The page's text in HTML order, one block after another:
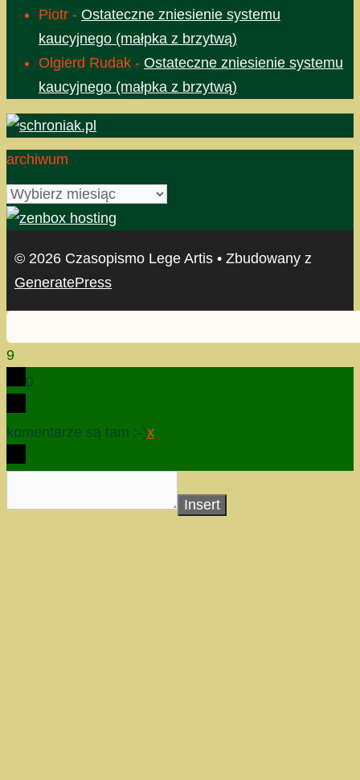
Piotr - Ostateczne zniesienie systemu
kaucyjnego (małpka z brzytwą)
Olgierd Rudak - Ostateczne zniesienie systemu
kaucyjnego (małpka z brzytwą)
archiwum
archiwum
© 2026 Czasopismo Lege Artis • Zbudowany z
GeneratePress
9
0
komentarze są tam :-)x
Insert